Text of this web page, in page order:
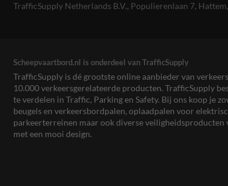
TrafficSupply Netherlands B.V., Populierenlaan 7,
Scheepvaartbord.nl is onderdeel van TrafficSupply
TrafficSupply is dé grootste online aanbieder van
10.000 verkeersgerelateerde producten. TrafficSupply
te verdelen in Traffic, Parking en Safety. Bij ons koop je
beugels en verkeersbordpalen, oplaadpalen voor
parkeerterreinen maar ook diverse
met een mooi design.